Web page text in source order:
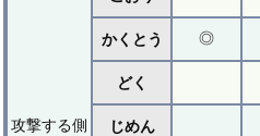
攻撃する側
かくとう ◎
どく
じめん